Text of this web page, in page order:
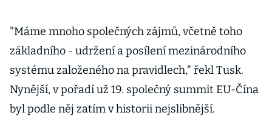
"Máme mnoho společných zájmů, včetně toho
základního - udržení a posílení mezinárodního
systému založeného na pravidlech," řekl Tusk.
Nynější, v pořadí už 19. společný summit EU-Čína
byl podle něj zatím v historii nejslibnější.